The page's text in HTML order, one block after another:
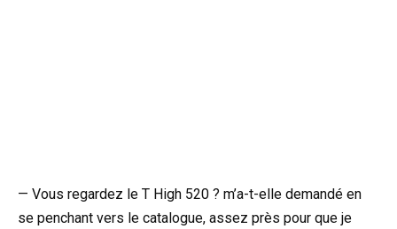
— Vous regardez le T High 520 ? m’a-t-elle demandé en
se penchant vers le catalogue, assez près pour que je